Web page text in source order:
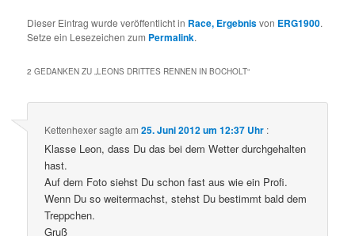
Dieser Eintrag wurde veröffentlicht in Race, Ergebnisvon ERG1900.
Setze ein Lesezeichen zum Permalink.
2 GEDANKEN ZU „LEONS DRITTES RENNEN IN BOCHOLT“
Kettenhexersagte am25. Juni 2012 um 12:37 Uhr :
Klasse Leon, dass Du das bei dem Wetter durchgehalten
hast.
Auf dem Foto siehst Du schon fast aus wie ein Profi.
Wenn Du so weitermachst, stehst Du bestimmt bald dem
Treppchen.
Gruß